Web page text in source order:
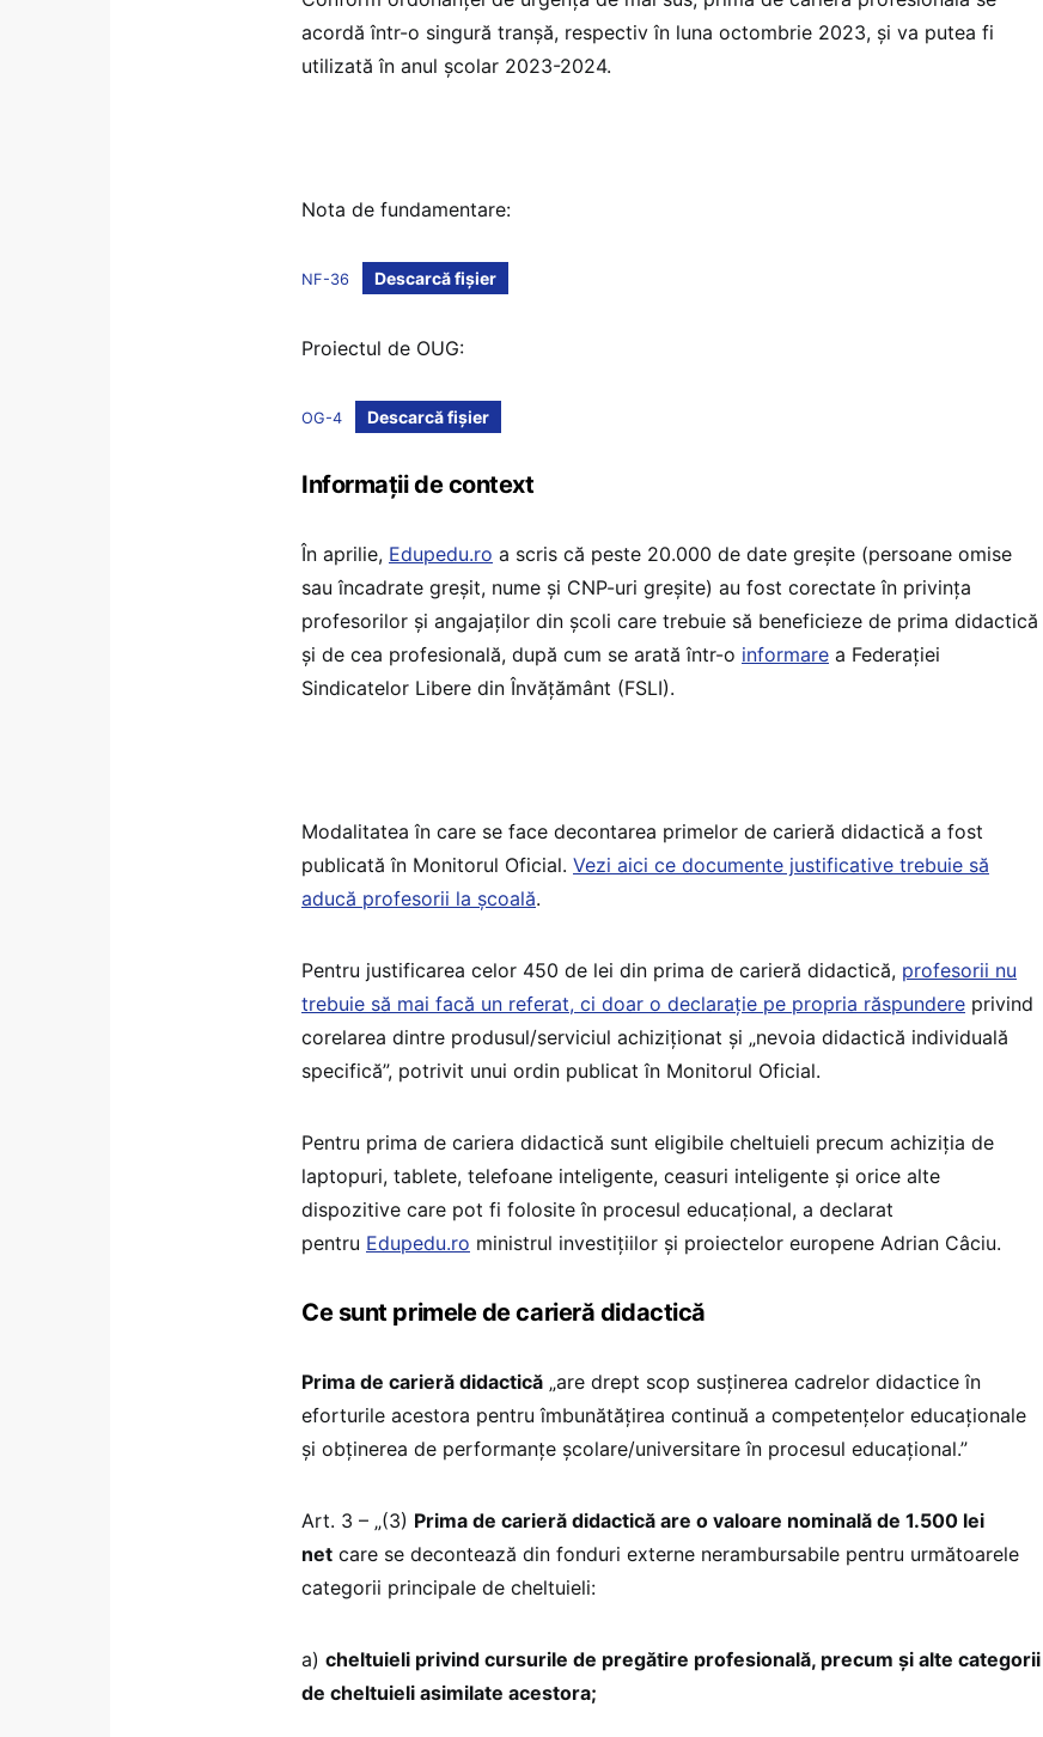
acordă într-o singură tranșă, respectiv în luna octombrie 2023, și va putea fi
utilizată în anul școlar 2023-2024.
Nota de fundamentare:
NF-36 Descarcă fișier
Proiectul de OUG:
OG-4 Descarcă fișier
Informații de context
În aprilie, Edupedu.ro a scris că peste 20.000 de date greșite (persoane omise
sau încadrate greșit, nume și CNP-uri greșite) au fost corectate în privința
profesorilor și angajaților din școli care trebuie să beneficieze de prima didactică
și de cea profesională, după cum se arată într-o informare a Federației
Sindicatelor Libere din Învățământ (FSLI).
Modalitatea în care se face decontarea primelor de carieră didactică a fost
publicată în Monitorul Oficial. Vezi aici ce documente justificative trebuie să
aducă profesorii la școală.
Pentru justificarea celor 450 de lei din prima de carieră didactică, profesorii nu
trebuie să mai facă un referat, ci doar o declarație pe propria răspundere privind
corelarea dintre produsul/serviciul achiziționat și „nevoia didactică individuală
specifică”, potrivit unui ordin publicat în Monitorul Oficial.
Pentru prima de cariera didactică sunt eligibile cheltuieli precum achiziția de
laptopuri, tablete, telefoane inteligente, ceasuri inteligente și orice alte
dispozitive care pot fi folosite în procesul educațional, a declarat
pentru Edupedu.ro ministrul investițiilor și proiectelor europene Adrian Câciu.
Ce sunt primele de carieră didactică
Prima de carieră didactică „are drept scop susținerea cadrelor didactice în
eforturile acestora pentru îmbunătățirea continuă a competențelor educaționale
și obținerea de performanțe școlare/universitare în procesul educațional.”
Art. 3 – „(3) Prima de carieră didactică are o valoare nominală de 1.500 lei
net care se decontează din fonduri externe nerambursabile pentru următoarele
categorii principale de cheltuieli:
a) cheltuieli privind cursurile de pregătire profesională, precum și alte categorii
de cheltuieli asimilate acestora;